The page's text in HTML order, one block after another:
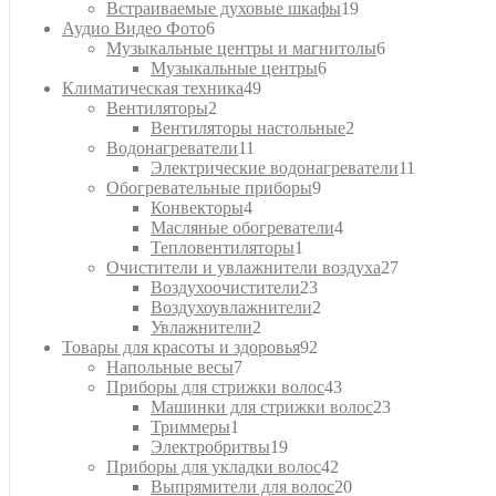
Встраиваемые духовые шкафы1919
Аудио Видео Фото66
товаров
Музыкальные центры и магнитолы66
Музыкальные центры66
Климатическая техника4949
Вентиляторы2
товара
Вентиляторы настольные2
Водонагреватели11
товаров
Электрические водонагреватели11
Обогревательные приборы99
Конвекторы44
товара
Масляные обогреватели44
Тепловентиляторы1
товар
Очистители и увлажнители воздуха2727
Воздухоочистители2323
товара
Воздухоувлажнители2
Увлажнители2
товара
Товары для красоты и здоровья92
Напольные весы77
товаров
Приборы для стрижки волос4343
товара
Машинки для стрижки волос2323
Триммеры1
товар
Электробритвы1919
товаров
Приборы для укладки волос42
товара
Выпрямители для волос2020